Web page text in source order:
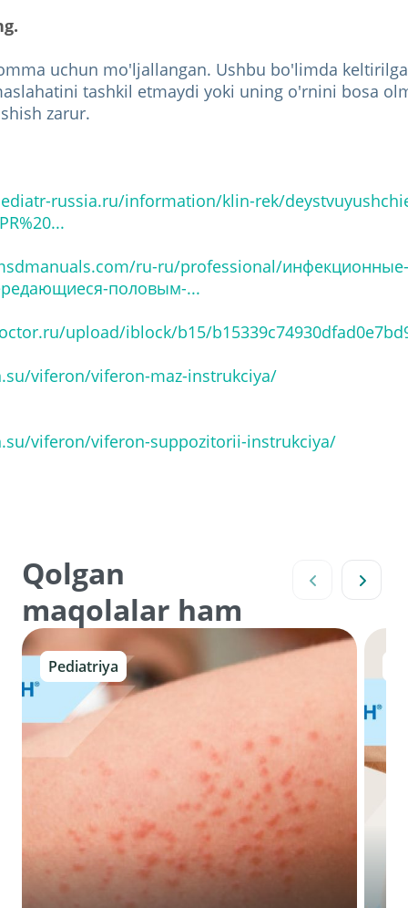
uchun mo'ljallangan. Ushbu bo'limda
tashkil etmaydi yoki uning o'rnini bosa
zarur.
russia.ru/information/klin-rek/
ru-ru/professional/
половым-...
upload/iblock/b15/
viferon/viferon-maz-instrukciya/
viferon/viferon-suppozitorii-instrukciya/
Qolgan
maqolalar ham
Pediatriya